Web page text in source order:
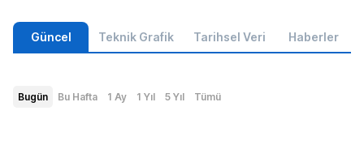
Güncel Teknik Grafik Tarihsel Veri Haberler
Bugün Bu Hafta 1 Ay 1 Yıl 5 Yıl Tümü